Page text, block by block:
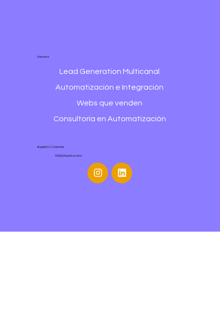
Servicios
Lead Generation Multicanal
Automatización e Integración
Webs que venden
Consultoría en Automatización
Bogotá D.C. | Colombia
©2022 FlowTime SAS